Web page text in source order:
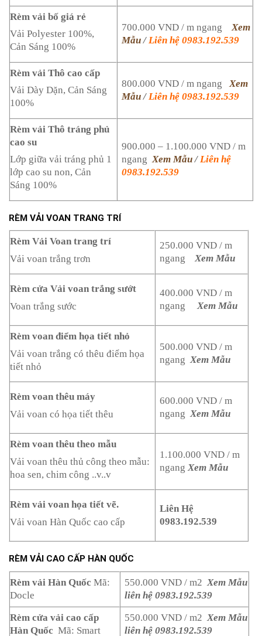
Rèm vải bố giá rẻ
Vải Polyester 100%,
Cản Sáng 100%
700.000 VND / m ngang
Xem
Mẫu/ Liên hệ 0983.192.539
Rèm vải Thô cao cấp
Vải Dày Dặn, Cản Sáng
100%
800.000 VND / m ngang
Xem
Mẫu/ Liên hệ 0983.192.539
Rèm vải Thô tráng phủ
cao su
Lớp giữa vải tráng phủ 1
lớp cao su non, Cản
Sáng 100%
900.000 – 1.100.000 VND / m
ngang Xem Mẫu/ Liên hệ
0983.192.539
RÈM VẢI VOAN TRANG TRÍ
Rèm Vải Voan trang trí
Vải voan trắng trơn
250.000 VND / m
ngangXem Mẫu
Rèm cửa Vải voan trắng sướt
Voan trắng sước
400.000 VND / m
ngangXem Mẫu
Rèm voan điểm họa tiết nhỏ
Vải voan trắng có thêu điểm họa
tiết nhỏ
500.000 VND / m
ngangXem Mẫu
Rèm voan thêu máy
Vải voan có họa tiết thêu
600.000 VND / m
ngangXem Mẫu
Rèm voan thêu theo mẫu
Vải voan thêu thủ công theo mẫu:
hoa sen, chim công ..v..v
1.100.000 VND / m
ngangXem Mẫu
Rèm vải voan họa tiết vẽ.
Vải voan Hàn Quốc cao cấp
Liên Hệ
0983.192.539
RÈM VẢI CAO CẤP HÀN QUỐC
Rèm vải Hàn Quốc Mã:
Docle
550.000 VND / m2Xem Mẫu
liên hệ 0983.192.539
Rèm cửa vải cao cấp
Hàn Quốc Mã: Smart
550.000 VND / m2Xem Mẫu
liên hệ 0983.192.539